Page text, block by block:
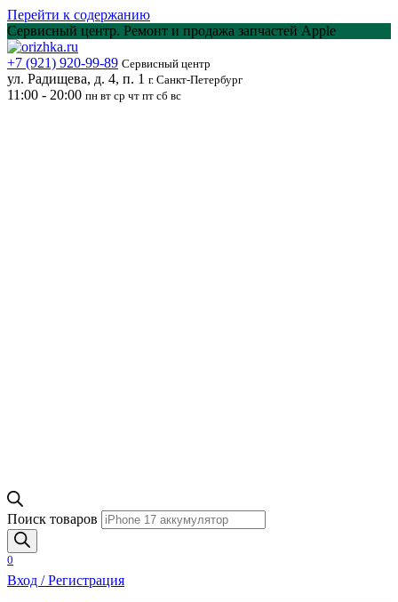
Перейти к содержанию
Сервисный центр. Ремонт и продажа запчастей Apple
+7 (921) 920-99-89 Сервисный центр
ул. Радищева, д. 4, п. 1 г. Санкт-Петербург
11:00 - 20:00 пн вт ср чт пт сб вс
Поиск товаров
0
Вход / Регистрация